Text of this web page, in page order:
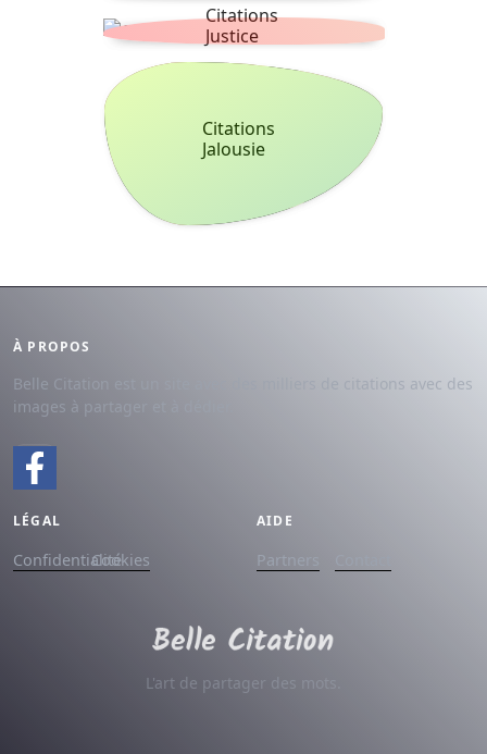
Citations
Justice
Citations
Jalousie
À PROPOS
Belle Citation est un site avec des milliers de citations avec des
images à partager et à dédier.
LÉGAL
ConfidentialitéCookies
AIDE
Partners
L'art de partager des mots.